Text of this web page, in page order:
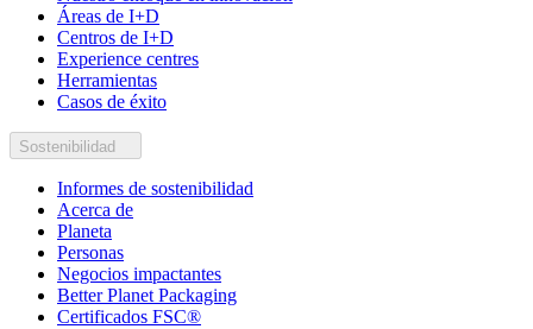
Áreas de I+D
Centros de I+D
Experience centres
Herramientas
Casos de éxito
Sostenibilidad
Informes de sostenibilidad
Acerca de
Planeta
Personas
Negocios impactantes
Better Planet Packaging
Certificados FSC®